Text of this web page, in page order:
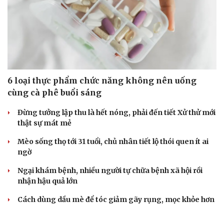
6 loại thực phẩm chức năng không nên uống
cùng cà phê buổi sáng
Đừng tưởng lập thu là hết nóng, phải đến tiết Xử thử mới
thật sự mát mẻ
Mèo sống thọ tới 31 tuổi, chủ nhân tiết lộ thói quen ít ai
ngờ
Ngại khám bệnh, nhiều người tự chữa bệnh xã hội rồi
nhận hậu quả lớn
Cách dùng dầu mè để tóc giảm gãy rụng, mọc khỏe hơn